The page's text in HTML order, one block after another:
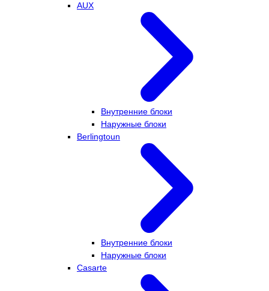
AUX
Внутренние блоки
Наружные блоки
Berlingtoun
Внутренние блоки
Наружные блоки
Casarte